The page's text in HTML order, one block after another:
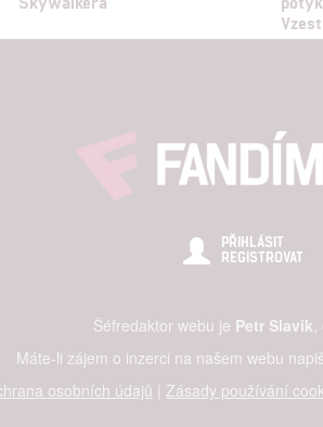
PŘIHLÁSIT
REGISTROVAT
Šéfredaktor webu je Petr Slavík,
Máte-li zájem o inzerci na našem webu
osobních údajů | Zásady používání